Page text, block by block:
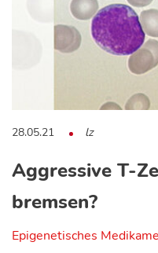
28.05.21 lz
Aggressive T-
bremsen?
Epigenetisches